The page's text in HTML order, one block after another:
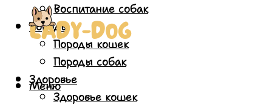
Воспитание собак
Породы
Породы кошек
Породы собак
Здоровье
Здоровье кошек
Меню